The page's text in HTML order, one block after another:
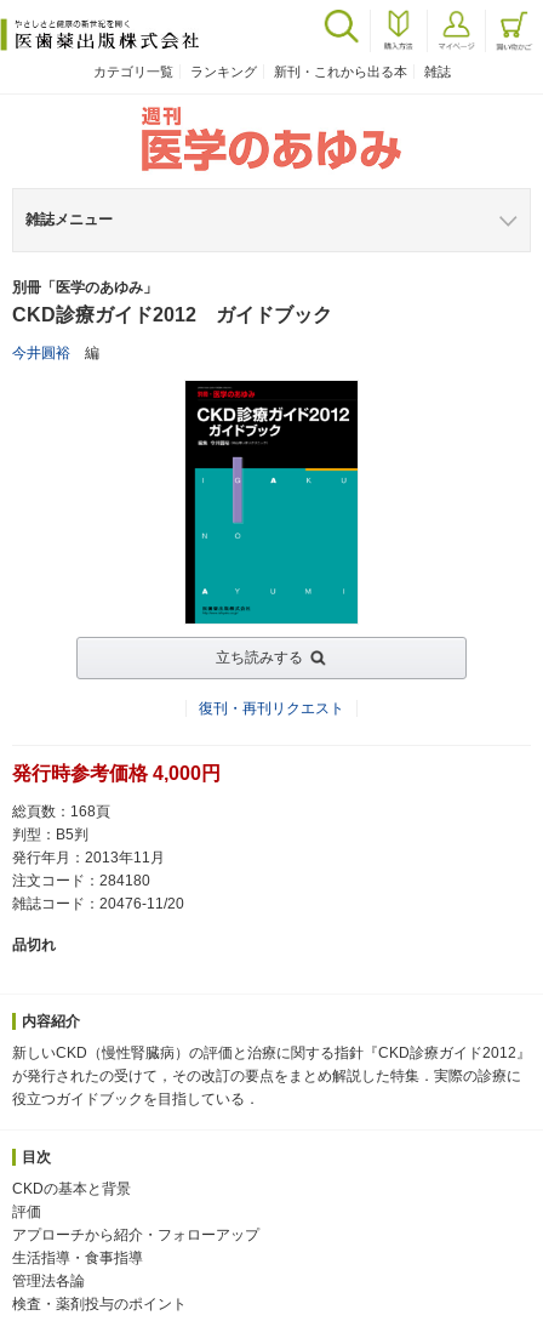
カテゴリ一覧 ランキング 新刊・これから出る本 雑誌
雑誌メニュー
別冊「医学のあゆみ」
CKD診療ガイド2012 ガイドブック
今井圓裕 編
立ち読みする
復刊・再刊リクエスト
発行時参考価格 4,000円
総頁数：168頁
判型：B5判
発行年月：2013年11月
注文コード：284180
雑誌コード：20476-11/20
品切れ
内容紹介
新しいCKD（慢性腎臓病）の評価と治療に関する指針『CKD診療ガイド2012』
が発行されたの受けて，その改訂の要点をまとめ解説した特集．実際の診療に
役立つガイドブックを目指している．
目次
CKDの基本と背景
評価
アプローチから紹介・フォローアップ
生活指導・食事指導
管理法各論
検査・薬剤投与のポイント